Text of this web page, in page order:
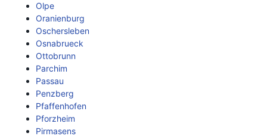
Olpe
Oranienburg
Oschersleben
Osnabrueck
Ottobrunn
Parchim
Passau
Penzberg
Pfaffenhofen
Pforzheim
Pirmasens